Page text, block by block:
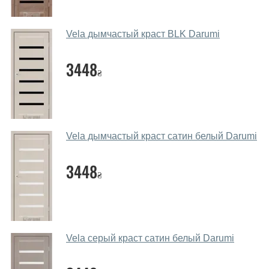
через мессенджеры, онлайн чат или непосредственно
в нашем салоне-магазине.
Какие основные особенности и
преимущества ваших межкомнатных
Каркас полотна межкомнатных дверей производится
из евробруса (собственной сушки), который
покрывается МДФ накладками толщиной 20 мм.
Благодаря такой толщине МДФ, вся конструкция
выходит очень крепкой и надежной.
Какие дверные полотна посоветуете?
Наши рекомендации зависят от необходимых
параметров, Вашего бюджета и других факторов.
Подбор дверных полотен ведется индивидуально для
каждого посетителя.
Vela дымчастый краст BLK Darumi
3448₴
Vela дымчастый краст сатин белый Darumi
3448₴
Vela серый краст сатин белый Darumi